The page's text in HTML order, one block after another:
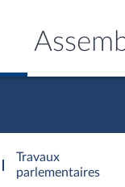
Travaux
parlementaires